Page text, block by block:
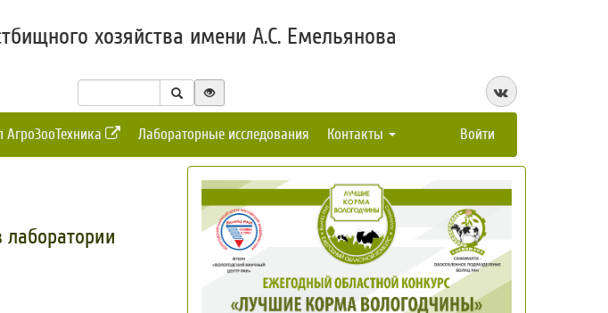
хозяйства имени А.С. Емельянова
Лабораторные исследования Контакты Войти